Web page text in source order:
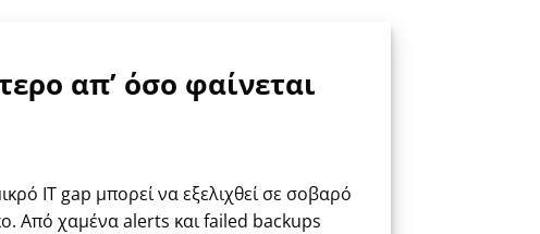
απ’ όσο φαίνεται
IT gap μπορεί να εξελιχθεί σε σοβαρό
Από χαμένα alerts και failed backups